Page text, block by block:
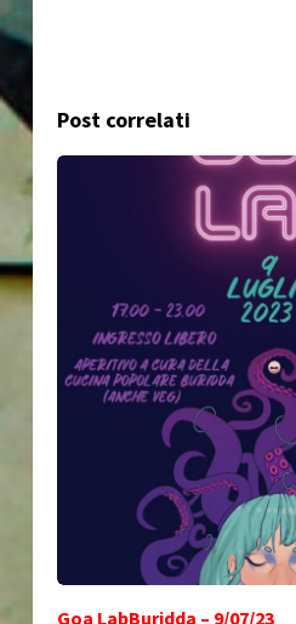
Post correlati
Goa LabBuridda – 9/07/23